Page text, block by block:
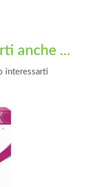
anche ...
interessarti